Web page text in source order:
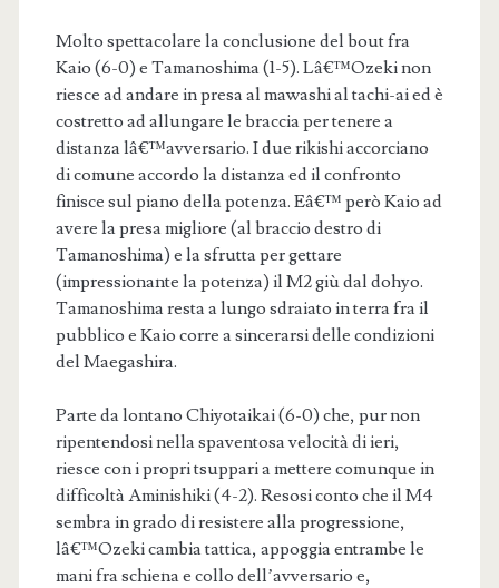
Molto spettacolare la conclusione del bout fra
Kaio (6-0) e Tamanoshima (1-5). Lâ€™Ozeki non
riesce ad andare in presa al mawashi al tachi-ai ed è
costretto ad allungare le braccia per tenere a
distanza lâ€™avversario. I due rikishi accorciano
di comune accordo la distanza ed il confronto
finisce sul piano della potenza. Eâ€™ però Kaio ad
avere la presa migliore (al braccio destro di
Tamanoshima) e la sfrutta per gettare
(impressionante la potenza) il M2 giù dal dohyo.
Tamanoshima resta a lungo sdraiato in terra fra il
pubblico e Kaio corre a sincerarsi delle condizioni
del Maegashira.
Parte da lontano Chiyotaikai (6-0) che, pur non
ripentendosi nella spaventosa velocità di ieri,
riesce con i propri tsuppari a mettere comunque in
difficoltà Aminishiki (4-2). Resosi conto che il M4
sembra in grado di resistere alla progressione,
lâ€™Ozeki cambia tattica, appoggia entrambe le
mani fra schiena e collo dell’avversario e,